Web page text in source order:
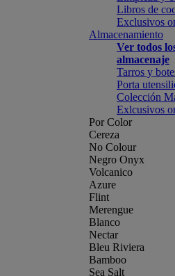
Libros de
Exclusivos
Almacenamiento
Ver todos
almacenaje
Tarros y
Porta
Colección
Exlcusivos
Por Color
Cereza
No Colour
Negro Onyx
Volcanico
Azure
Flint
Merengue
Blanco
Nectar
Bleu Riviera
Bamboo
Sea Salt